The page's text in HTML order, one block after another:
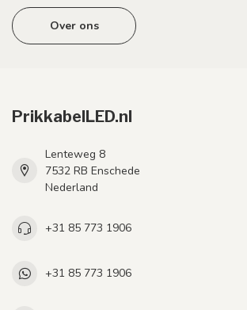
Over ons
PrikkabelLED.nl
Lenteweg 8
7532 RB Enschede
Nederland
+31 85 773 1906
+31 85 773 1906